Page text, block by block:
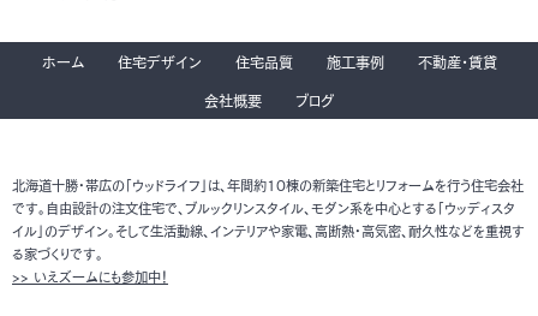
ホーム 住宅デザイン 住宅品質 施工事例
不動産・賃貸
会社概要
ブログ
北海道十勝・帯広の「ウッドライフ」は、年間約10棟の新築住宅とリフォームを行う住宅会社
です。自由設計の注文住宅で、ブルックリンスタイル、モダン系を中心とする「ウッディスタ
イル」のデザイン。そして生活動線、インテリアや家電、高断熱・高気密、耐久性などを重視す
る家づくりです。
>> いえズームにも参加中！